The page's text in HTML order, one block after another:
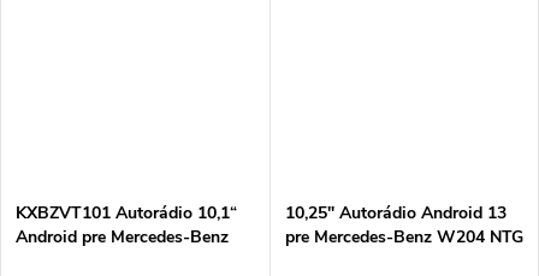
KXBZVT101 Autorádio 10,1“
Android pre Mercedes-Benz
10,25" Autorádio Android 13
pre Mercedes-Benz W204 NTG